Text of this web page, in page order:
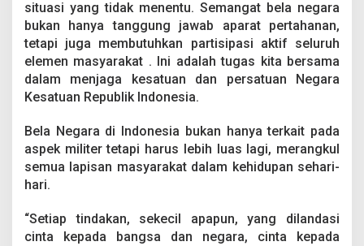
situasi yang tidak menentu. Semangat bela negara
bukan hanya tanggung jawab aparat pertahanan,
tetapi juga membutuhkan partisipasi aktif seluruh
elemen masyarakat . Ini adalah tugas kita bersama
dalam menjaga kesatuan dan persatuan Negara
Kesatuan Republik Indonesia.
Bela Negara di Indonesia bukan hanya terkait pada
aspek militer tetapi harus lebih luas lagi, merangkul
semua lapisan masyarakat dalam kehidupan sehari-
hari.
“Setiap tindakan, sekecil apapun, yang dilandasi
cinta kepada bangsa dan negara, cinta kepada